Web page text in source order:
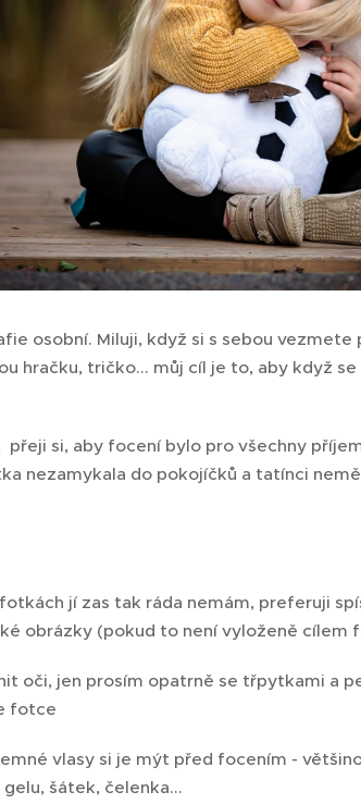
osobní. Miluji, když si s sebou vezmete
hračku, tričko... můj cíl je to, aby když
si, aby focení bylo pro všechny
nezamykala do pokojíčků a tatínci
jí zas tak ráda nemám, preferuji
obrázky (pokud to není vyloženě cílem
oči, jen prosím opatrně se třpytkami a
fotce
vlasy si je mýt před focením -
šátek, čelenka...